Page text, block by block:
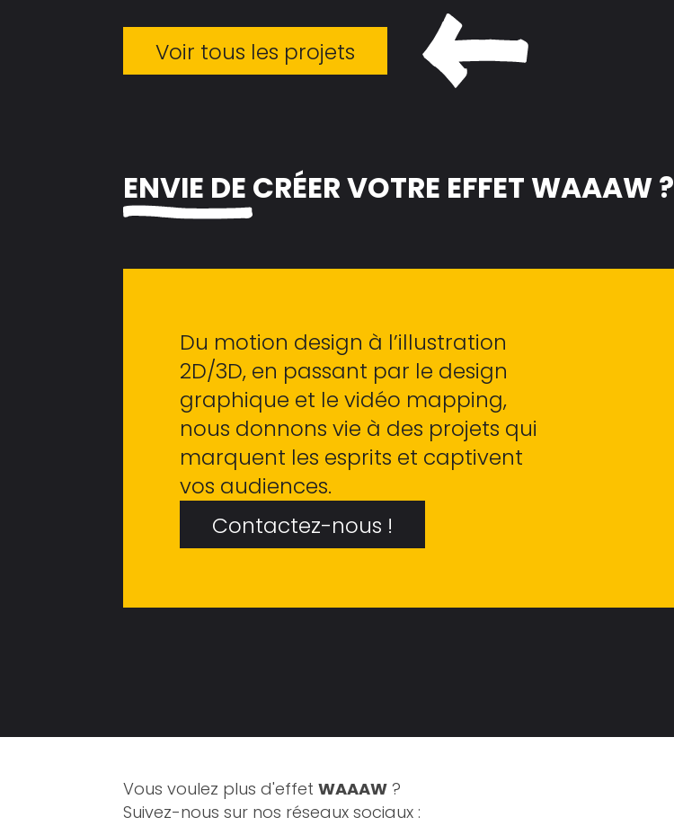
Voir tous les projets
ENVIE DE CRÉER VOTRE EFFET WAAAW ?
Du motion design à l’illustration
2D/3D, en passant par le design
graphique et le vidéo mapping,
nous donnons vie à des projets qui
marquent les esprits et captivent
vos audiences.
Contactez-nous !
Vous voulez plus d'effet WAAAW ?
Suivez-nous sur nos réseaux sociaux :